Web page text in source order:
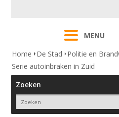
MENU
Home
De Stad Politie en
Serie autoinbraken in Zuid
Zoeken